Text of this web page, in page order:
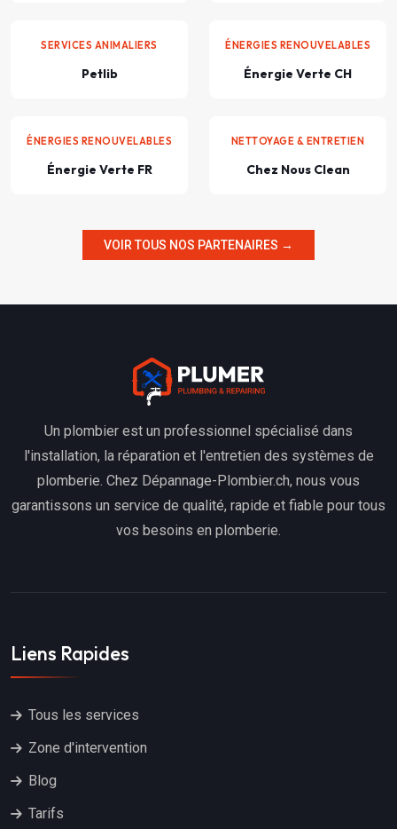
SERVICES ANIMALIERS
Petlib
ÉNERGIES RENOUVELABLES
Énergie Verte CH
ÉNERGIES RENOUVELABLES
Énergie Verte FR
NETTOYAGE & ENTRETIEN
Chez Nous Clean
VOIR TOUS NOS PARTENAIRES →
Un plombier est un professionnel spécialisé dans
l'installation, la réparation et l'entretien des systèmes de
plomberie. Chez Dépannage-Plombier.ch, nous vous
garantissons un service de qualité, rapide et fiable pour tous
vos besoins en plomberie.
Liens Rapides
Tous les services
Zone d'intervention
Blog
Tarifs